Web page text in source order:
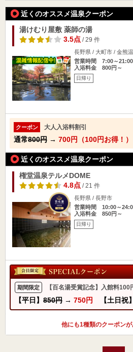
近くのオススメ温泉クーポン
湯けむり屋敷 薬師の湯
3.5点/ 29 件
長野県 / 大町市 / 金熊
営業時間 7:00～21:00
入浴料金 800円～
日帰り
クーポン 大人入浴料割引
通常800円 → 700円（100円お得！）
近くのオススメ温泉クーポン
権堂温泉テルメDOME
4.8点/ 21 件
長野県 / 長野市
営業時間 10:00～
入浴料金 850円～
日帰り
期間限定 【百名湯受賞記念】入館料100
【平日】 850円 → 750円 【土日祝】
他にも1種類のクーポン